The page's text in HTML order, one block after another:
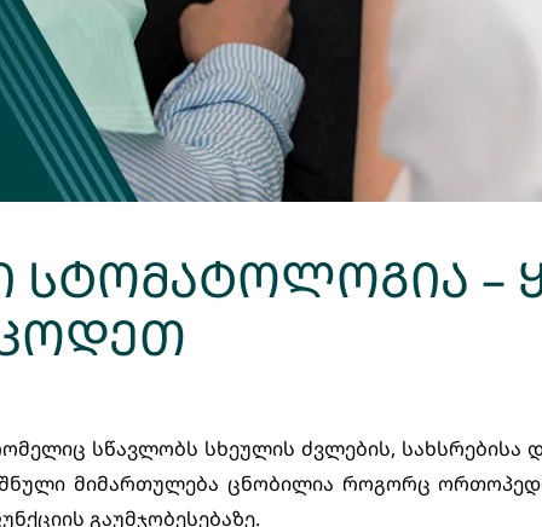
–
სწავლობს სხეულის ძვლების,
მიმართულება ცნობილია როგორც
გაუმჯობესებაზე.